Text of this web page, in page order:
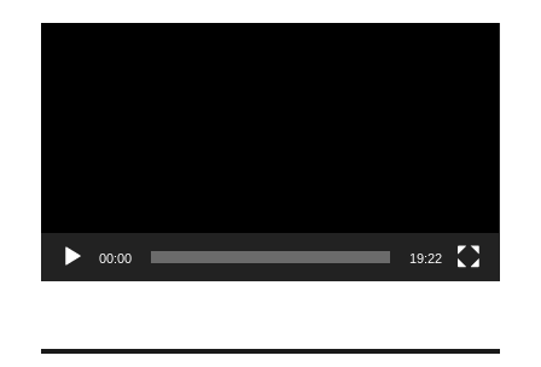
00:00 19:22